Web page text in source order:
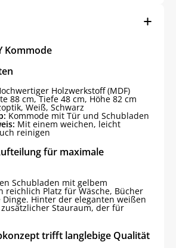
Kommode
Holzwerkstoff (MDF)
88 cm, Tiefe 48 cm, Höhe 82 cm
Weiß, Schwarz
Kommode mit Tür und Schubladen
Mit einem weichen, leicht
reinigen
für maximale
Schubladen mit gelbem
reichlich Platz für Wäsche, Bücher
Hinter der eleganten weißen
Stauraum, der für
trifft langlebige Qualität